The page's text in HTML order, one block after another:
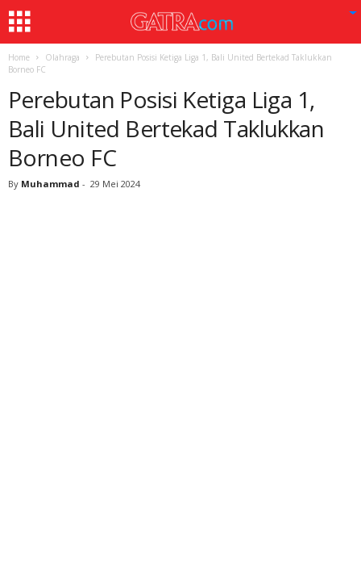
Home Olahraga
Perebutan Posisi Ketiga Liga 1, Bali United Bertekad Taklukkan
Borneo FC
Perebutan Posisi Ketiga Liga 1,
Bali United Bertekad Taklukkan
Borneo FC
By Muhammad - 29 Mei 2024